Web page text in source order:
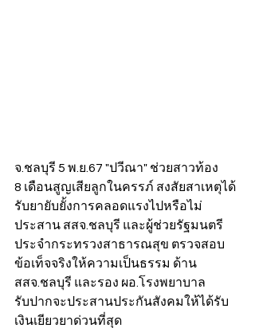
จ.ชลบุรี 5 พ.ย.67 "ปวีณา" ช่วยสาวท้อง
8 เดือนสูญเสียลูกในครรภ์ สงสัยสาเหตุได้
รับยายับยั้งการคลอดแรงไปหรือไม่
ประสาน สสจ.ชลบุรี และผู้ช่วยรัฐมนตรี
ประจำกระทรวงสาธารณสุข ตรวจสอบ
ข้อเท็จจริงให้ความเป็นธรรม ด้าน
สสจ.ชลบุรี และรอง ผอ.โรงพยาบาล
รับปากจะประสานประกันสังคมให้ได้รับ
เงินเยียวยาด่วนที่สุด